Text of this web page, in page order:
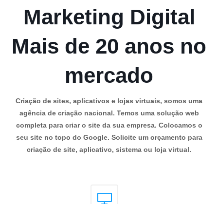
Marketing Digital
Mais de 20 anos no
mercado
Criação de sites, aplicativos e lojas virtuais, somos uma
agência de criação nacional. Temos uma solução web
completa para criar o site da sua empresa. Colocamos o
seu site no topo do Google. Solicite um orçamento para
criação de site, aplicativo, sistema ou loja virtual.